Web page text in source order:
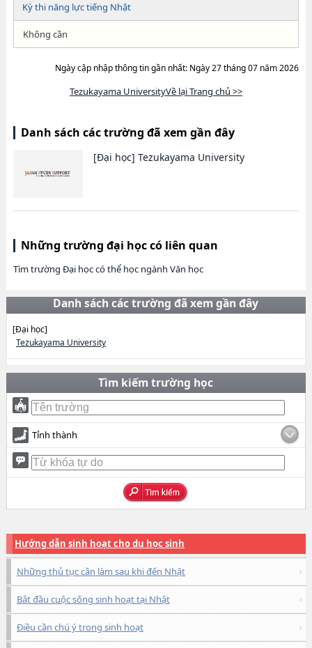
Kỳ thi năng lực tiếng Nhật
Không cần
Ngày cập nhập thông tin gần nhất: Ngày 27 tháng 07 năm 2026
Tezukayama UniversityVề lại Trang chủ >>
Danh sách các trường đã xem gần đây
[Đại học] Tezukayama University
Những trường đại học có liên quan
Tìm trường Đại học có thể học ngành Văn học
Danh sách các trường đã xem gần đây
[Đại học]
Tezukayama University
Tìm kiếm trường học
Tỉnh thành
Hướng dẫn sinh hoạt cho du học sinh
Những thủ tục cần làm sau khi đến Nhật
Bắt đầu cuộc sống sinh hoạt tại Nhật
Điều cần chú ý trong sinh hoạt